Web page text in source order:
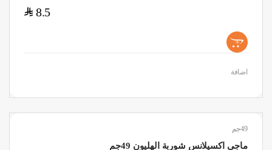
8.5
$
+
اضافة
49جم
ماجي اكسيلانس شوربة الهليون 49جم